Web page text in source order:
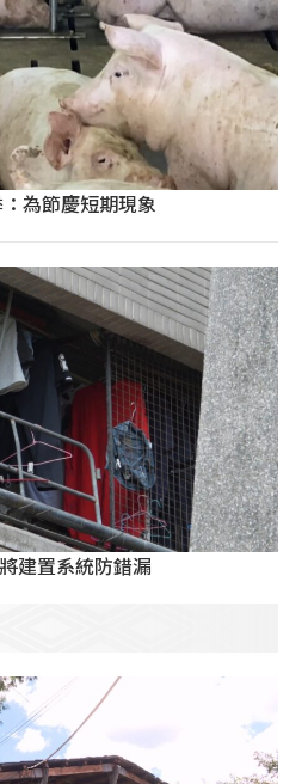
為節慶短期現象
建置系統防錯漏